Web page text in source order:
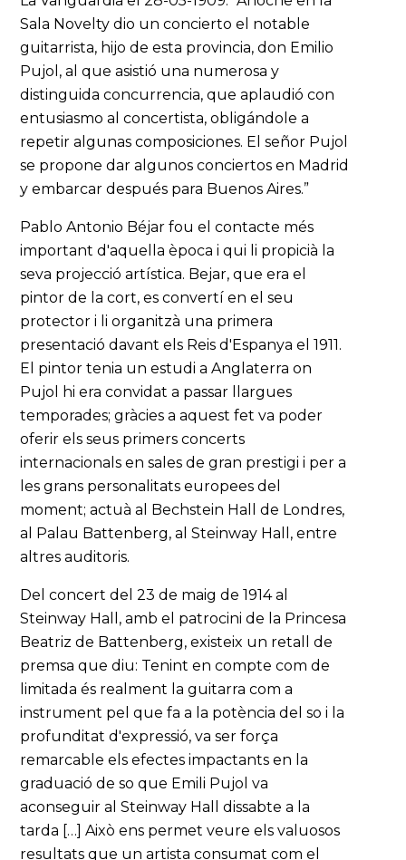
Sala Novelty dio un concierto el notable
guitarrista, hijo de esta provincia, don Emilio
Pujol, al que asistió una numerosa y
distinguida concurrencia, que aplaudió con
entusiasmo al concertista, obligándole a
repetir algunas composiciones. El señor Pujol
se propone dar algunos conciertos en Madrid
y embarcar después para Buenos Aires.”
Pablo Antonio Béjar fou el contacte més
important d'aquella època i qui li propicià la
seva projecció artística. Bejar, que era el
pintor de la cort, es convertí en el seu
protector i li organitzà una primera
presentació davant els Reis d'Espanya el 1911.
El pintor tenia un estudi a Anglaterra on
Pujol hi era convidat a passar llargues
temporades; gràcies a aquest fet va poder
oferir els seus primers concerts
internacionals en sales de gran prestigi i per a
les grans personalitats europees del
moment; actuà al Bechstein Hall de Londres,
al Palau Battenberg, al Steinway Hall, entre
altres auditoris.
Del concert del 23 de maig de 1914 al
Steinway Hall, amb el patrocini de la Princesa
Beatriz de Battenberg, existeix un retall de
premsa que diu: Tenint en compte com de
limitada és realment la guitarra com a
instrument pel que fa a la potència del so i la
profunditat d'expressió, va ser força
remarcable els efectes impactants en la
graduació de so que Emili Pujol va
aconseguir al Steinway Hall dissabte a la
tarda […] Això ens permet veure els valuosos
resultats que un artista consumat com el